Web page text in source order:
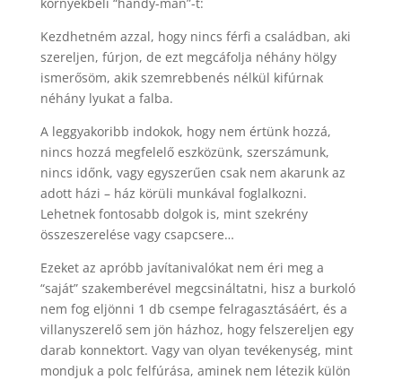
Kezdhetném azzal, hogy nincs férfi a családban, aki
szereljen, fúrjon, de ezt megcáfolja néhány hölgy
ismerősöm, akik szemrebbenés nélkül kifúrnak
néhány lyukat a falba.
A leggyakoribb indokok, hogy nem értünk hozzá,
nincs hozzá megfelelő eszközünk, szerszámunk,
nincs időnk, vagy egyszerűen csak nem akarunk az
adott házi – ház körüli munkával foglalkozni.
Lehetnek fontosabb dolgok is, mint szekrény
összeszerelése vagy csapcsere…
Ezeket az apróbb javítanivalókat nem éri meg a
“saját” szakemberével megcsináltatni, hisz a burkoló
nem fog eljönni 1 db csempe felragasztásáért, és a
villanyszerelő sem jön házhoz, hogy felszereljen egy
darab konnektort. Vagy van olyan tevékenység, mint
mondjuk a polc felfúrása, aminek nem létezik külön